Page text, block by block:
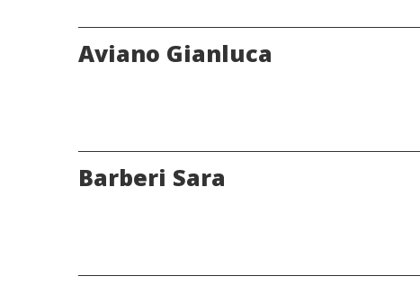
Aviano Gianluca
Barberi Sara